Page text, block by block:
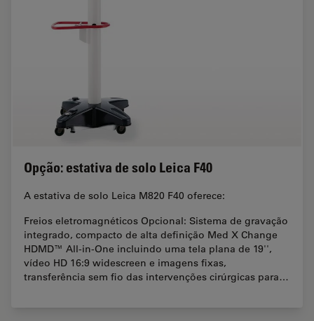
Opção: estativa de solo Leica F40
A estativa de solo Leica M820 F40 oferece:
Freios eletromagnéticos Opcional: Sistema de gravação
integrado, compacto de alta definição Med X Change
HDMD™ All-in-One incluindo uma tela plana de 19'',
vídeo HD 16:9 widescreen e imagens fixas,
transferência sem fio das intervenções cirúrgicas para…